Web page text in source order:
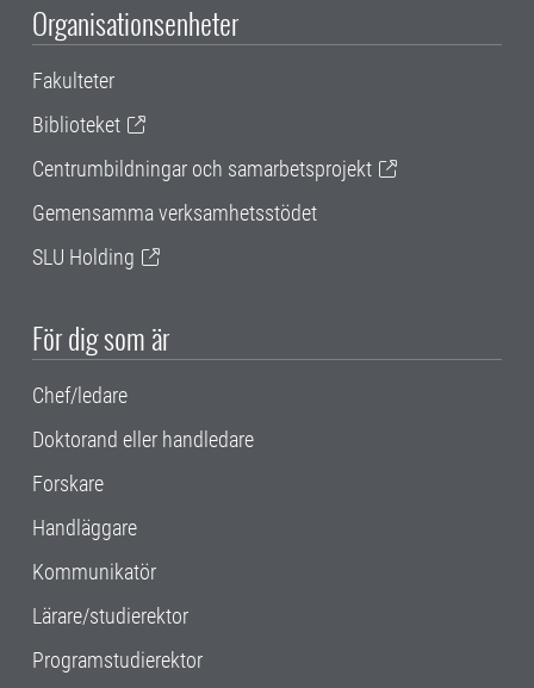
Organisationsenheter
Fakulteter
Biblioteket
Centrumbildningar och samarbetsprojekt
Gemensamma verksamhetsstödet
SLU Holding
För dig som är
Chef/ledare
Doktorand eller handledare
Forskare
Handläggare
Kommunikatör
Lärare/studierektor
Programstudierektor